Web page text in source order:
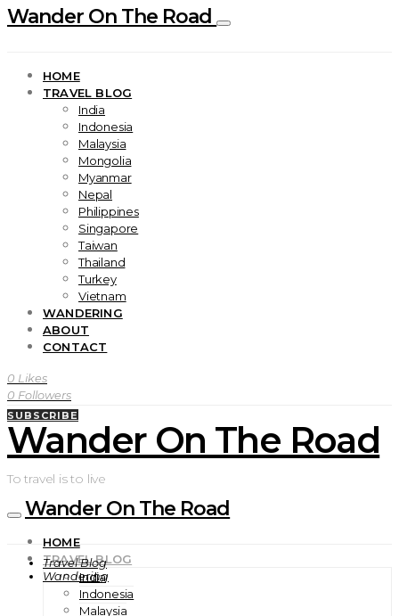
Wander On The Road
HOME
TRAVEL BLOG
India
Indonesia
Malaysia
Mongolia
Myanmar
Nepal
Philippines
Singapore
Taiwan
Thailand
Turkey
Vietnam
WANDERING
ABOUT
CONTACT
0 Likes
0 Followers
SUBSCRIBE
Wander On The Road
To travel is to live
Wander On The Road
HOME
TRAVEL BLOG
India
Indonesia
Malaysia
Travel Blog
Wandering